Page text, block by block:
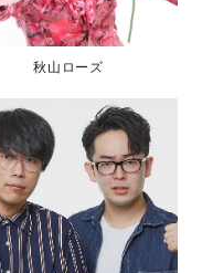
秋山ローズ